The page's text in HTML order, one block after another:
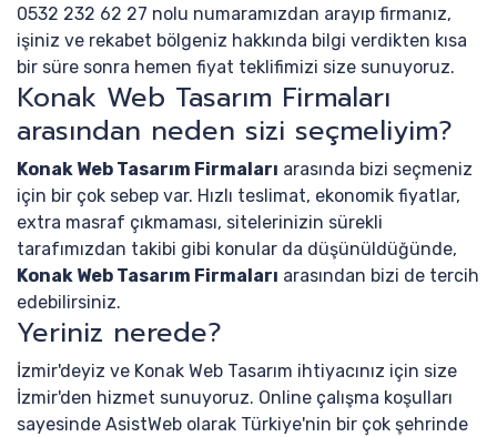
0532 232 62 27 nolu numaramızdan arayıp firmanız,
işiniz ve rekabet bölgeniz hakkında bilgi verdikten kısa
bir süre sonra hemen fiyat teklifimizi size sunuyoruz.
Konak Web Tasarım Firmaları
arasından neden sizi seçmeliyim?
Konak Web Tasarım Firmaları arasında bizi seçmeniz
için bir çok sebep var. Hızlı teslimat, ekonomik fiyatlar,
extra masraf çıkmaması, sitelerinizin sürekli
tarafımızdan takibi gibi konular da düşünüldüğünde,
Konak Web Tasarım Firmaları arasından bizi de tercih
edebilirsiniz.
Yeriniz nerede?
İzmir'deyiz ve Konak Web Tasarım ihtiyacınız için size
İzmir'den hizmet sunuyoruz. Online çalışma koşulları
sayesinde AsistWeb olarak Türkiye'nin bir çok şehrinde